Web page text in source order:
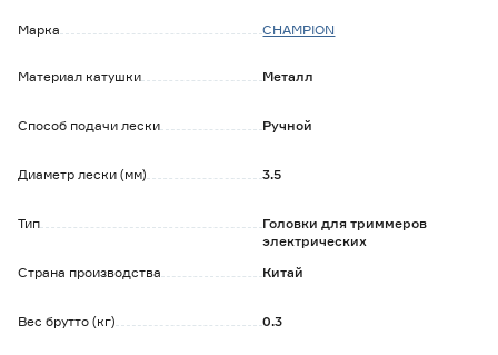
Марка CHAMPION
Материал катушки Металл
Способ подачи лески Ручной
Диаметр лески (мм) 3.5
Тип
Головки для триммеров
электрических
Страна производства
Китай
Вес брутто (кг) 0.3